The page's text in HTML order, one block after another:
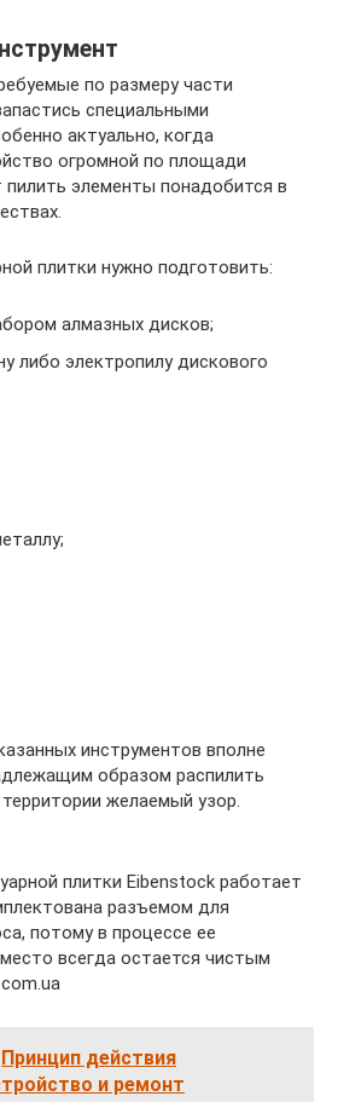
по размеру части
специальными
актуально, когда
огромной по площади
пилить элементы понадобится в
плитки нужно подготовить:
алмазных дисков;
либо электропилу дискового
инструментов вполне
образом распилить
желаемый узор.
плитки Eibenstock работает
разъемом для
потому в процессе ее
всегда остается чистым
Принцип действия
и ремонт